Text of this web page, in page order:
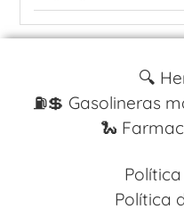
🔍
⛽️💲 Gasolineras
🐍
Política